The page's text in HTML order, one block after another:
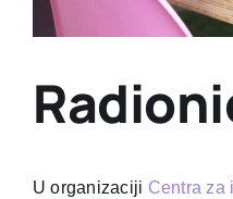
U organizaciji Centra za